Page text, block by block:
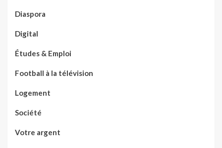
Diaspora
Digital
Études & Emploi
Football à la télévision
Logement
Société
Votre argent